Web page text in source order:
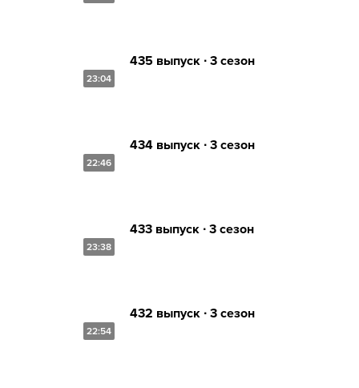
23:04
435 выпуск ∙ 3 сезон
22:46
434 выпуск ∙ 3 сезон
23:38
433 выпуск ∙ 3 сезон
22:54
432 выпуск ∙ 3 сезон